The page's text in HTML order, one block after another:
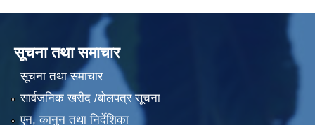
सूचना तथा समाचार
सूचना तथा समाचार
सार्वजनिक खरीद /बोलपत्र सूचना
एन, कानुन तथा निर्देशिका